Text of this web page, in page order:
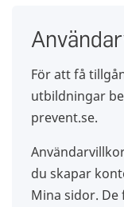
För att få
utbildningar
prevent.se.
du skapar
Mina sidor.